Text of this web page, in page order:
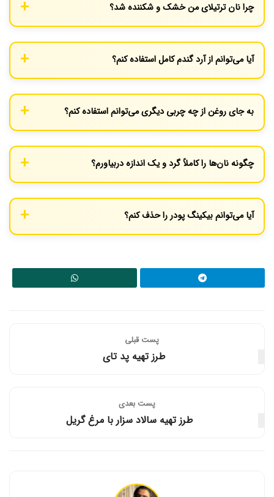
چرا نان ترتیلای من خشک و شکننده شد؟
پخته‌اید. همچنین نرم نگه داشتن نان‌ها در پارچه پس از پخت بسیار
مهم است.
آیا می‌توانم از آرد گندم کامل استفاده کنم؟
ممکن است نیاز به مقدار کمی آب بیشتر داشته باشید و بافت نان کمی
سنگین‌تر خواهد شد.
به جای روغن از چه چربی دیگری می‌توانم استفاده کنم؟
عالی هستند و بافت فوق‌العاده‌ای به نان می‌دهند.
چگونه نان‌ها را کاملاً گرد و یک اندازه دربیاورم؟
قابلمه را روی آن بگذارید و با چاقو دور آن را ببرید.
آیا می‌توانم بیکینگ پودر را حذف کنم؟
قابل تهیه است.
پست قبلی
طرز تهیه پد تای
پست‌ بعدی
طرز تهیه سالاد سزار با مرغ گریل